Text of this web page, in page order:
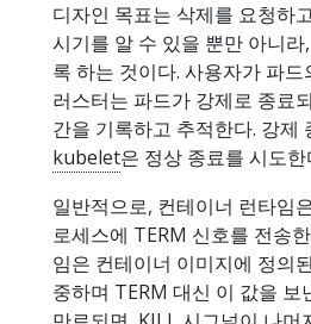
디자인 목표는 삭제를 요청하
시기를 알 수 있을 뿐만 아니
록 하는 것이다. 사용자가 파
러스터는 파드가 강제로 종료
간을 기록하고 추적한다. 강제
kubelet은 정상 종료를 시도한
일반적으로, 컨테이너 런타임
로세스에 TERM 신호를 전송
임은 컨테이너 이미지에 정의된
중하며 TERM 대신 이 값을 보